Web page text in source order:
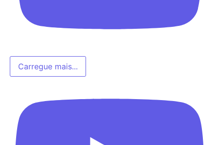
Carregue mais...